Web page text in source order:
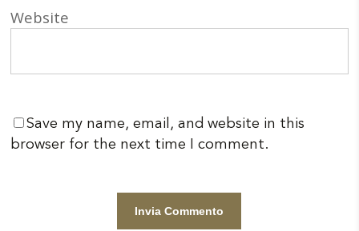
Website
Save my name, email, and website in this
browser for the next time I comment.